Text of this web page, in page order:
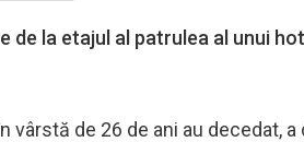
la etajul al patrulea al unui
de 26 de ani au decedat, a